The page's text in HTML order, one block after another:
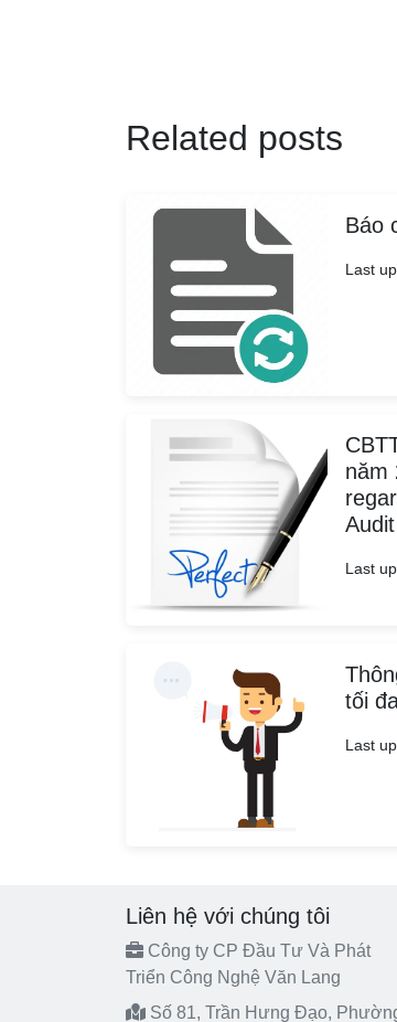
Related posts
Báo
Last
năm
Last
tối
Last
Liên hệ với chúng tôi
Công ty CP Đầu Tư Và Phát
Triển Công Nghệ Văn Lang
Số 81, Trần Hưng Đạo,